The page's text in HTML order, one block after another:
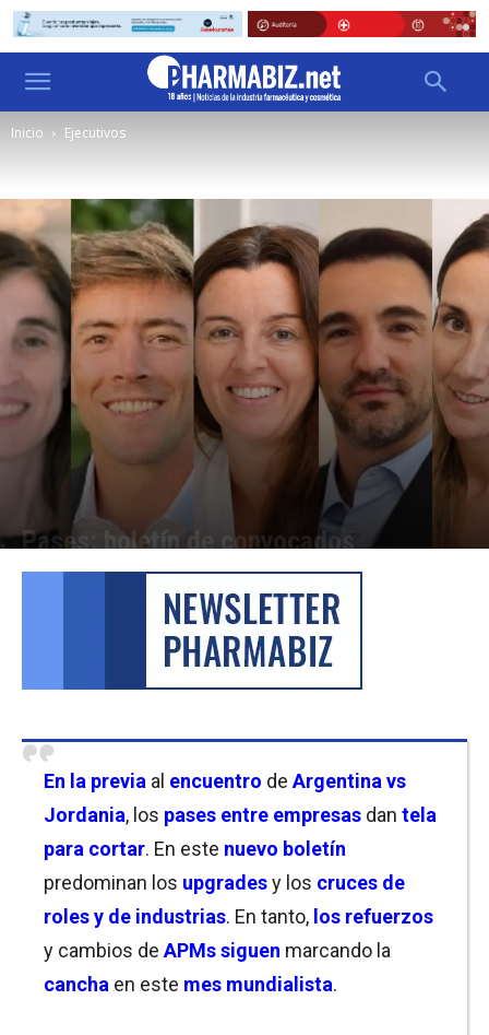
Inicio Ejecutivos
Pases: boletín de convocados
Por Cristina Kroll y Martina Pawlak - 26/06/2026 13:00
En la previa al encuentro de Argentina vs
Jordania, los pases entre empresas dan tela
para cortar. En este nuevo boletín
predominan los upgradesy los cruces de
roles y de industrias. En tanto, los refuerzos
y cambios de APMs siguen marcando la
cancha en este mes mundialista.